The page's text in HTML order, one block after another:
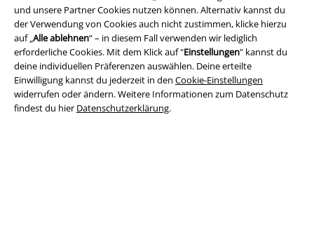
und unsere Partner Cookies nutzen können. Alternativ kannst du
der Verwendung von Cookies auch nicht zustimmen, klicke hierzu
auf „Alle ablehnen“ – in diesem Fall verwenden wir lediglich
erforderliche Cookies. Mit dem Klick auf "Einstellungen" kannst du
deine individuellen Präferenzen auswählen. Deine erteilte
Einwilligung kannst du jederzeit in den Cookie-Einstellungen
widerrufen oder ändern. Weitere Informationen zum Datenschutz
findest du hier Datenschutzerklärung.
Größentabelle
BSC Mitgliedschaft kündigen
Zahlungsarten